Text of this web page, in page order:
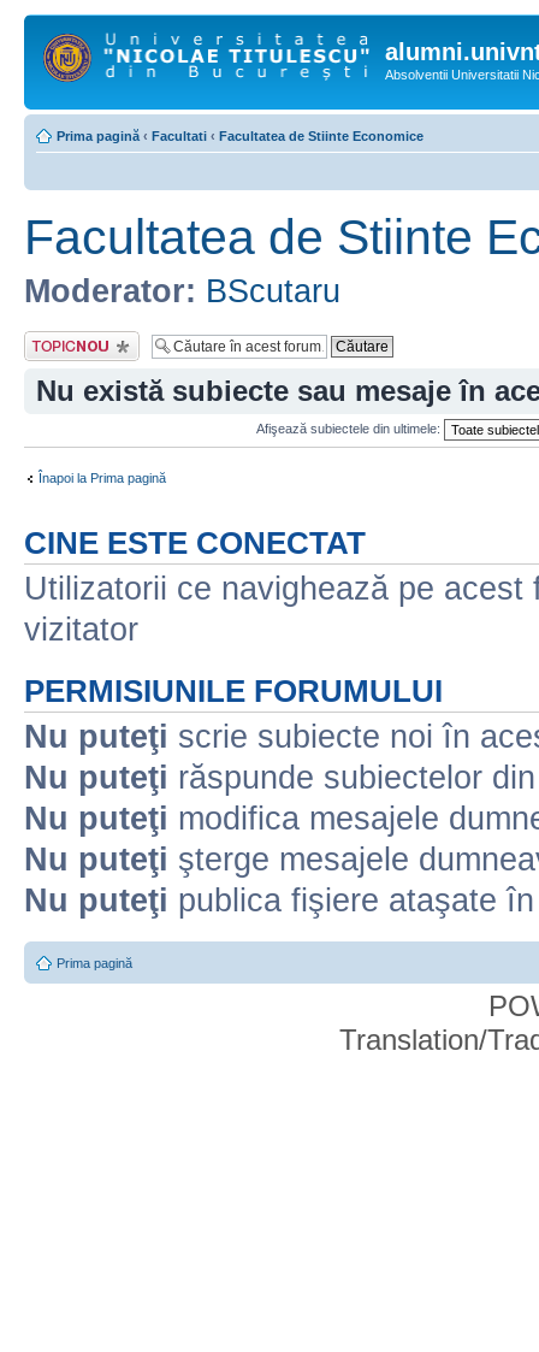
Absolventii Universitatii
Prima pagină ‹ Facultati ‹ Facultatea de Stiinte Economice
Facultatea de Stiinte
Moderator: BScutaru
Scrie un subiect
nou
Nu există subiecte sau mesaje în
Afişează subiectele din ultimele:
Înapoi la Prima pagină
CINE ESTE CONECTAT
Utilizatorii ce navighează pe
vizitator
PERMISIUNILE FORUMULUI
Nu puteţi scrie subiecte noi în
Nu puteţi răspunde subiectelor
Nu puteţi modifica mesajele
Nu puteţi şterge mesajele
Nu puteţi publica fişiere ataşate
Prima pagină
Translation/